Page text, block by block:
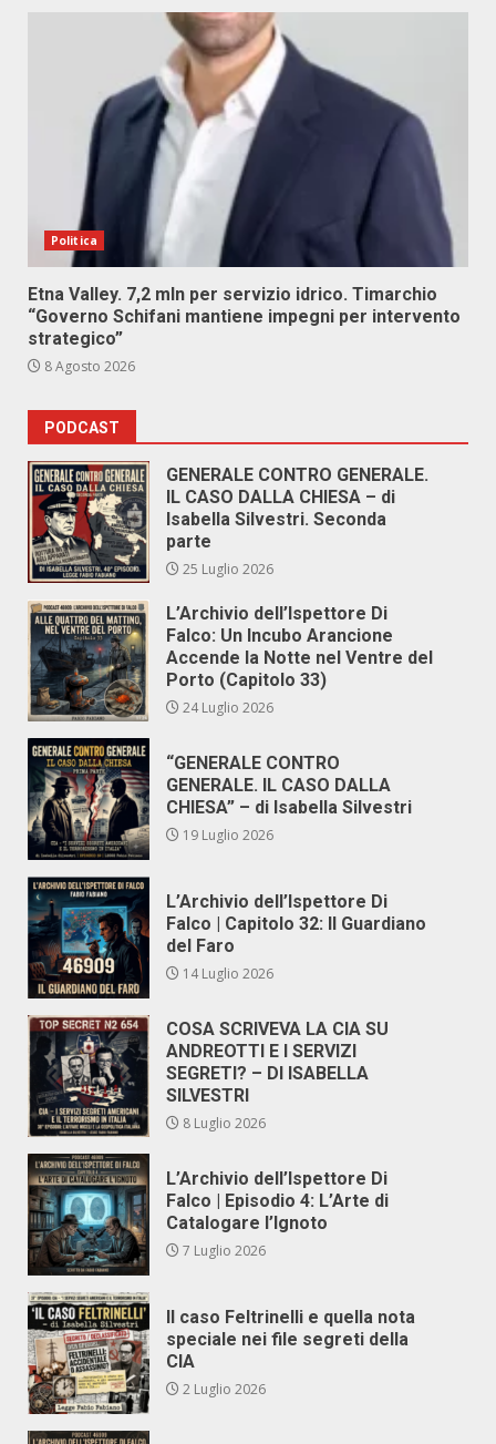
Politica
Etna Valley. 7,2 mln per servizio idrico. Timarchio
“Governo Schifani mantiene impegni per intervento
strategico”
8 Agosto 2026
PODCAST
GENERALE CONTRO GENERALE.
IL CASO DALLA CHIESA – di
Isabella Silvestri. Seconda
parte
25 Luglio 2026
L’Archivio dell’Ispettore Di
Falco: Un Incubo Arancione
Accende la Notte nel Ventre del
Porto (Capitolo 33)
24 Luglio 2026
“GENERALE CONTRO
GENERALE. IL CASO DALLA
CHIESA” – di Isabella Silvestri
19 Luglio 2026
L’Archivio dell’Ispettore Di
Falco | Capitolo 32: Il Guardiano
del Faro
14 Luglio 2026
COSA SCRIVEVA LA CIA SU
ANDREOTTI E I SERVIZI
SEGRETI? – DI ISABELLA
SILVESTRI
8 Luglio 2026
L’Archivio dell’Ispettore Di
Falco | Episodio 4: L’Arte di
Catalogare l’Ignoto
7 Luglio 2026
Il caso Feltrinelli e quella nota
speciale nei file segreti della
CIA
2 Luglio 2026